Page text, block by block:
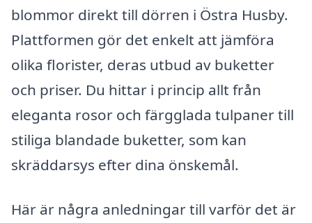
blommor direkt till dörren i Östra Husby.
Plattformen gör det enkelt att jämföra
olika florister, deras utbud av buketter
och priser. Du hittar i princip allt från
eleganta rosor och färgglada tulpaner till
stiliga blandade buketter, som kan
skräddarsys efter dina önskemål.
Här är några anledningar till varför det är